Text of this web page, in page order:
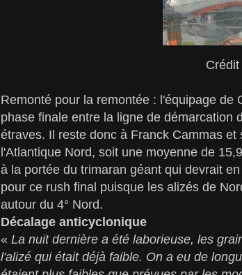
Remonté pour la remontée : l'équipage
phase finale entre la ligne de démarcation
étraves. Il reste donc à Franck Cammas
l'Atlantique Nord, soit une moyenne de
à la portée du trimaran géant qui devrait
pour ce rush final puisque les alizés de
autour du 4° Nord.
Décalage anticyclonique
« La nuit dernière a été laborieuse, les
l'alizé qui était déjà faible. On a eu de